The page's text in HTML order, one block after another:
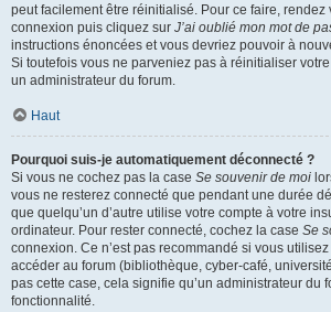
peut facilement être réinitialisé. Pour ce faire, rendez
connexion puis cliquez sur J’ai oublié mon mot de
instructions énoncées et vous devriez pouvoir à
Si toutefois vous ne parveniez pas à réinitialiser
un administrateur du forum.
Haut
Pourquoi suis-je automatiquement déconnecté ?
Si vous ne cochez pas la case Se souvenir de moi
vous ne resterez connecté que pendant une durée
que quelqu’un d’autre utilise votre compte à votre
ordinateur. Pour rester connecté, cochez la case Se
connexion. Ce n’est pas recommandé si vous
accéder au forum (bibliothèque, cyber-café,
pas cette case, cela signifie qu’un administrateur du
fonctionnalité.